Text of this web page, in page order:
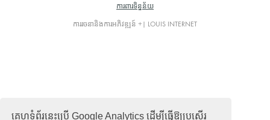
គេហទំព័រនេះប្រើ Google Analytics ដើម្បីធ្វើឱ្យប្រសើរ
ការពារទិន្នន័យ
ការរចនានិងការអភិវឌ្ឍន៍ +| LOUIS INTERNET